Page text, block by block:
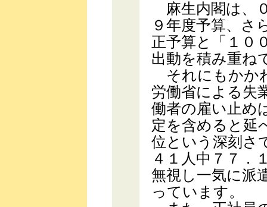
麻生内閣は、
９年度予算、さ
正予算と「１０
出動を積み重ね
それにもかか
労働省による失
働者の雇い止め
定を含めると延
位という深刻さ
４１人中７７．
無視し一気に派
っています。